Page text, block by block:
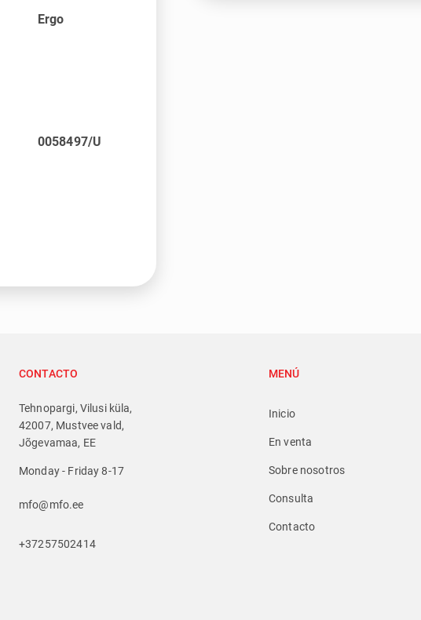
Ergo
0058497/U
CONTACTO
Tehnopargi, Vilusi küla,
42007, Mustvee vald,
Jõgevamaa, EE
Monday - Friday 8-17
mfo@mfo.ee
+37257502414
MENÚ
Inicio
En venta
Sobre nosotros
Consulta
Contacto